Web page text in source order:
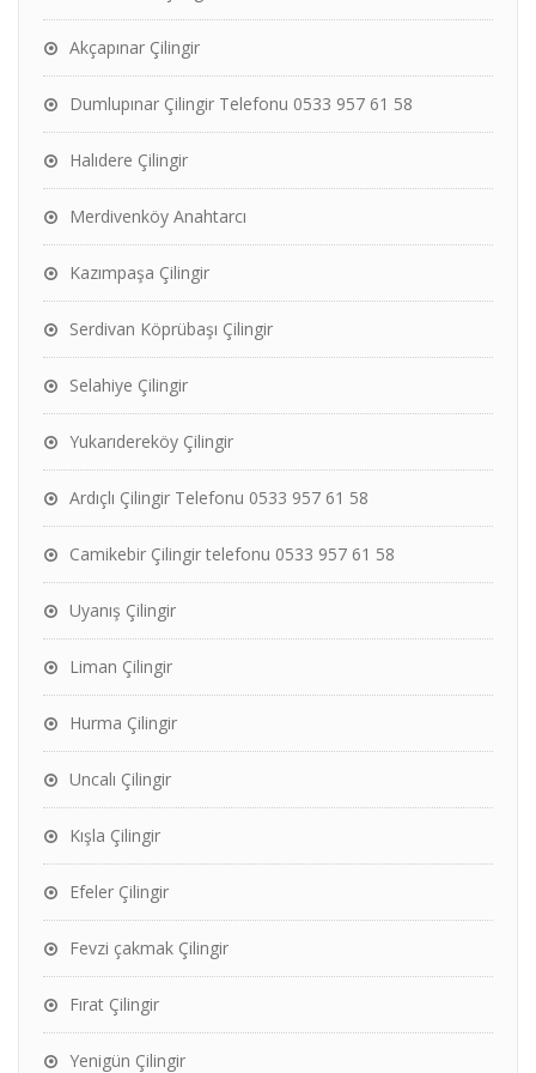
Akçapınar Çilingir
Dumlupınar Çilingir Telefonu 0533 957 61 58
Halıdere Çilingir
Merdivenköy Anahtarcı
Kazımpaşa Çilingir
Serdivan Köprübaşı Çilingir
Selahiye Çilingir
Yukarıdereköy Çilingir
Ardıçlı Çilingir Telefonu 0533 957 61 58
Camikebir Çilingir telefonu 0533 957 61 58
Uyanış Çilingir
Liman Çilingir
Hurma Çilingir
Uncalı Çilingir
Kışla Çilingir
Efeler Çilingir
Fevzi çakmak Çilingir
Fırat Çilingir
Yenigün Çilingir